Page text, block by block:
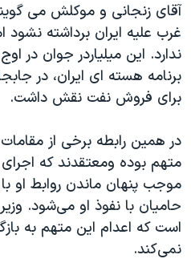
آقای زنجانی و موکلش می
غرب علیه ایران برداشته
ندارد. این میلیاردر جوان در
برنامه هسته ای ایران، در
برای فروش نفت نقش داشت.
در همین رابطه برخی از
متهم بوده ومعتقدند که
موجب پنهان ماندن روابط او
حامیان با نفوذ او می‌شود.
است که اعدام این متهم به
نمی‌کند.